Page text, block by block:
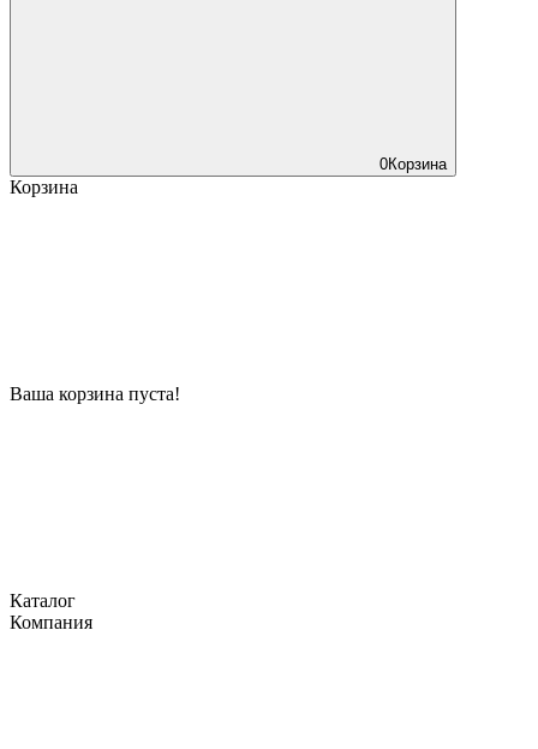
0Корзина
Корзина
Ваша корзина пуста!
Каталог
Компания